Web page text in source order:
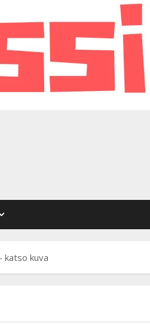
katso kuva